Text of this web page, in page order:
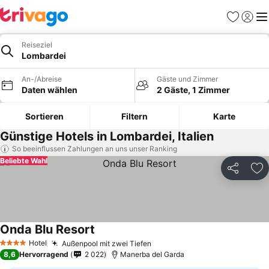
Favoriten
Reiseziel
Lombardei
An-/Abreise
Daten wählen
Gäste und Zimmer
2 Gäste, 1 Zimmer
Sortieren Filtern Karte
Günstige Hotels in Lombardei, Italien
So beeinflussen Zahlungen an uns unser Ranking
Teilen
Beliebte Wahl
4 Sterne Hotel Außenpool mit zwei Tiefen
Onda Blu Resort
8,6 Hervorragend 2 022 Manerba del Garda